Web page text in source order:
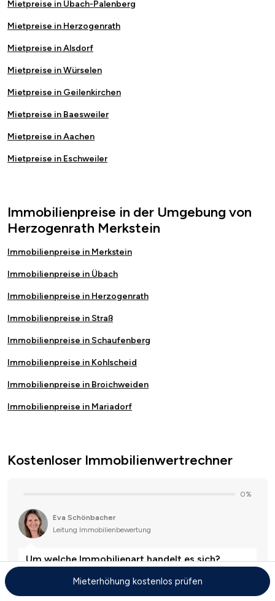
Mietpreise in Übach-Palenberg
Mietpreise in Herzogenrath
Mietpreise in Alsdorf
Mietpreise in Würselen
Mietpreise in Geilenkirchen
Mietpreise in Baesweiler
Mietpreise in Aachen
Mietpreise in Eschweiler
Immobilienpreise in der Umgebung von
Herzogenrath Merkstein
Immobilienpreise in Merkstein
Immobilienpreise in Übach
Immobilienpreise in Herzogenrath
Immobilienpreise in Straß
Immobilienpreise in Schaufenberg
Immobilienpreise in Kohlscheid
Immobilienpreise in Broichweiden
Immobilienpreise in Mariadorf
Kostenloser Immobilienwertrechner
Mieterhöhung kostenlos prüfen